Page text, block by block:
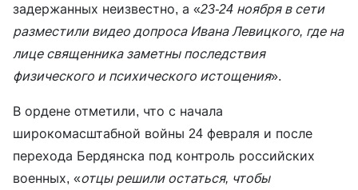
задержанных неизвестно, а «23-24 ноября в сети
разместили видео допроса Ивана Левицкого, где на
лице священника заметны последствия
физического и психического истощения».
В ордене отметили, что с начала
широкомасштабной войны 24 февраля и после
перехода Бердянска под контроль российских
военных, «отцы решили остаться, чтобы